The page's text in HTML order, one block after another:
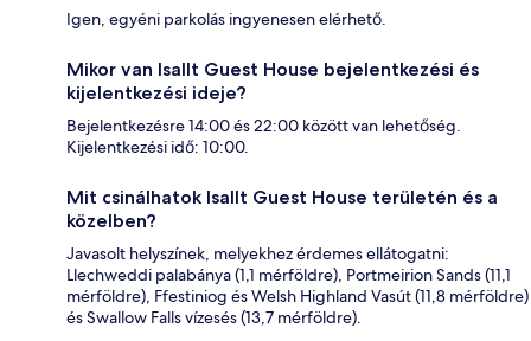
Igen, egyéni parkolás ingyenesen elérhető.
Mikor van Isallt Guest House bejelentkezési és
kijelentkezési ideje?
Bejelentkezésre 14:00 és 22:00 között van lehetőség.
Kijelentkezési idő: 10:00.
Mit csinálhatok Isallt Guest House területén és a
közelben?
Javasolt helyszínek, melyekhez érdemes ellátogatni:
Llechweddi palabánya (1,1 mérföldre), Portmeirion Sands (11,1
mérföldre), Ffestiniog és Welsh Highland Vasút (11,8 mérföldre)
és Swallow Falls vízesés (13,7 mérföldre).